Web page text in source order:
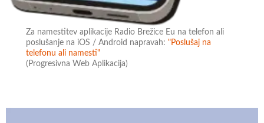
Za namestitev aplikacije Radio Brežice Eu na telefon ali
poslušanje na iOS / Android napravah:"Poslušaj na
telefonu ali namesti"
(Progresivna Web Aplikacija)